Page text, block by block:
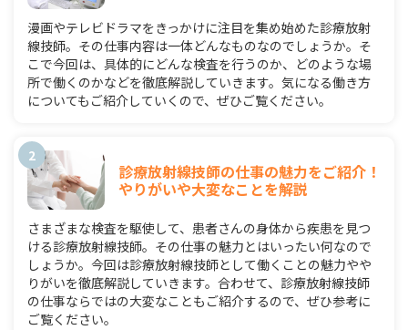
漫画やテレビドラマをきっかけに注目を集め始めた診療放射
線技師。その仕事内容は一体どんなものなのでしょうか。そ
こで今回は、具体的にどんな検査を行うのか、どのような場
所で働くのかなどを徹底解説していきます。気になる働き方
についてもご紹介していくので、ぜひご覧ください。
診療放射線技師の仕事の魅力をご紹介！
やりがいや大変なことを解説
さまざまな検査を駆使して、患者さんの身体から疾患を見つ
ける診療放射線技師。その仕事の魅力とはいったい何なので
しょうか。今回は診療放射線技師として働くことの魅力やや
りがいを徹底解説していきます。合わせて、診療放射線技師
の仕事ならではの大変なこともご紹介するので、ぜひ参考に
ご覧ください。